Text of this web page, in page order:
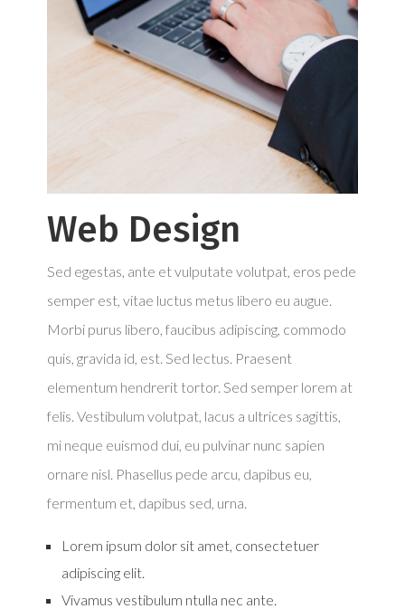
Web Design
Sed egestas, ante et vulputate volutpat, eros pede
semper est, vitae luctus metus libero eu augue.
Morbi purus libero, faucibus adipiscing, commodo
quis, gravida id, est. Sed lectus. Praesent
elementum hendrerit tortor. Sed semper lorem at
felis. Vestibulum volutpat, lacus a ultrices sagittis,
mi neque euismod dui, eu pulvinar nunc sapien
ornare nisl. Phasellus pede arcu, dapibus eu,
fermentum et, dapibus sed, urna.
Lorem ipsum dolor sit amet, consectetuer
adipiscing elit.
Vivamus vestibulum ntulla nec ante.